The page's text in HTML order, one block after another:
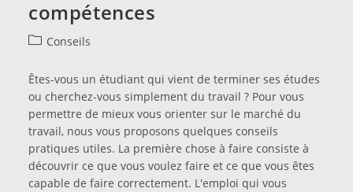
compétences
PostConseils
Êtes-vous un étudiant qui vient de terminer ses études
ou cherchez-vous simplement du travail ? Pour vous
permettre de mieux vous orienter sur le marché du
travail, nous vous proposons quelques conseils
pratiques utiles. La première chose à faire consiste à
découvrir ce que vous voulez faire et ce que vous êtes
capable de faire correctement. L'emploi qui vous